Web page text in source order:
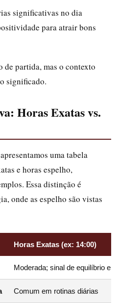
significativas no dia
para atrair bons
de partida, mas o contexto
significado.
Horas Exatas vs.
uma tabela
e horas espelho,
Essa distinção é
onde as espelho são vistas
Horas Exatas (ex: 14:00)
Moderada; sinal de equilíbrio e
Comum em rotinas diárias